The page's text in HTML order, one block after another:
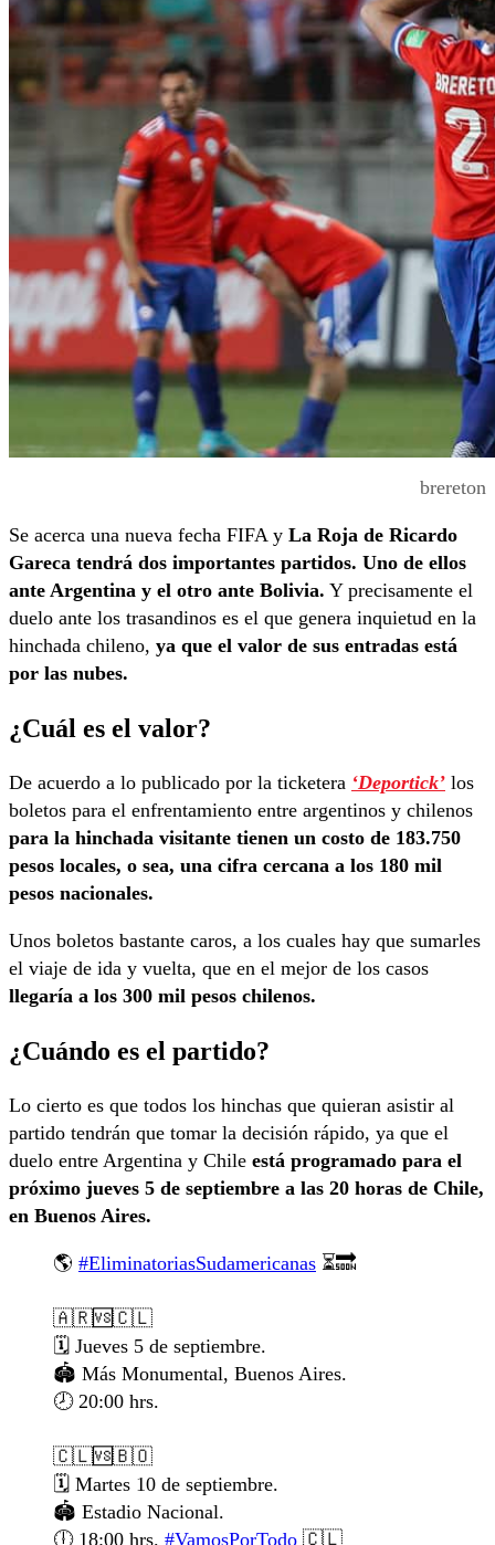
brereton
Se acerca una nueva fecha FIFA y La Roja de Ricardo
Gareca tendrá dos importantes partidos. Uno de ellos
ante Argentina y el otro ante Bolivia. Y precisamente el
duelo ante los trasandinos es el que genera inquietud en la
hinchada chileno, ya que el valor de sus entradas está
por las nubes.
¿Cuál es el valor?
De acuerdo a lo publicado por la ticketera ‘Deportick’ los
boletos para el enfrentamiento entre argentinos y chilenos
para la hinchada visitante tienen un costo de 183.750
pesos locales, o sea, una cifra cercana a los 180 mil
pesos nacionales.
Unos boletos bastante caros, a los cuales hay que sumarles
el viaje de ida y vuelta, que en el mejor de los casos
llegaría a los 300 mil pesos chilenos.
¿Cuándo es el partido?
Lo cierto es que todos los hinchas que quieran asistir al
partido tendrán que tomar la decisión rápido, ya que el
duelo entre Argentina y Chile está programado para el
próximo jueves 5 de septiembre a las 20 horas de Chile,
en Buenos Aires.
🌎 #EliminatoriasSudamericanas ⏳🔜
🇦🇷🆚🇨🇱
🗓️ Jueves 5 de septiembre.
🏟️ Más Monumental, Buenos Aires.
🕗 20:00 hrs.
🇨🇱🆚🇧🇴
🗓️ Martes 10 de septiembre.
🏟️ Estadio Nacional.
🕕 18:00 hrs. #VamosPorTodo 🇨🇱